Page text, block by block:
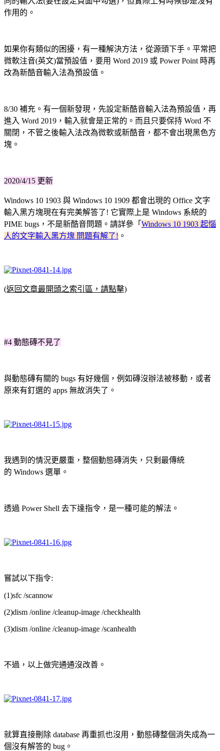
作用的。
如果你有類似的困擾，有一種解決方法，從源頭下手。平常把
微軟注音(英文)當預設值，要用 Word 2019 或 Power Point 時再
改為新酷音輸入法為預設值。
8/30 補充。 有一個新發現，先設定新酷音輸入法為預設值，再
進入 Word 2019，輸入就會是正常的。而且只要保持 Word 不
關閉，不管之後輸入法改為微軟或新酷音，都不會出現黑色方
塊。
2020/4/15 更新
Windows 10 1903 與 Windows 10 1909 都會出現的 Office 文字
輸入黑方塊現在有完美解答了! 它實際上是 Windows 系統的
PIME bugs，不是新酷音問題。請詳參「 Windows 10 1903 起惱
人的文字輸入黑方塊 問題有解了! 。
(返回文章最開頭之索引區，請點擊)
#4 動態磚不見了
與動態磚有關的 bugs 有好幾個，例如磚沒辦法被移動，或者
原來有釘選的 apps 無故消失了。
我遇到的情況更嚴重，整個動態磚消失，只剩最傳統
的 Windows 選單。
透過 Power Shell 去下達指令，是一種可能的解法。
嘗試以下指令:
(1)sfc /scannow
(2)dism /online /cleanup-image /checkhealth
(3)dism /online /cleanup-image /scanhealth
不過，以上做完通通沒改善。
就算直接刪除 database 再重抓也沒用，動態磚整個消失成為一
個沒有解答的 bug。